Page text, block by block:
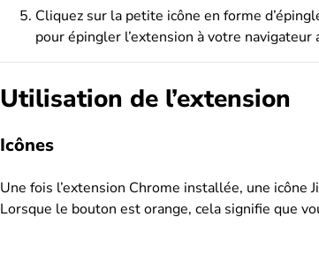
Cliquez sur la petite icône en forme
pour épingler l’extension à votre navigateur
Utilisation de l’extension
Icônes
Une fois l’extension Chrome installée, une icône
Lorsque le bouton est orange, cela signifie que